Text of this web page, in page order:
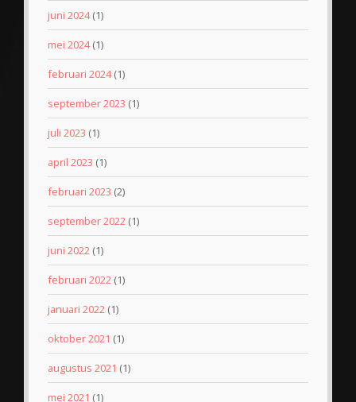
juni 2024(1)
mei 2024(1)
februari 2024(1)
september 2023 (1)
juli 2023 (1)
april 2023 (1)
februari 2023 (2)
september 2022 (1)
juni 2022 (1)
februari 2022 (1)
januari 2022 (1)
oktober 2021 (1)
augustus 2021 (1)
mei 2021 (1)